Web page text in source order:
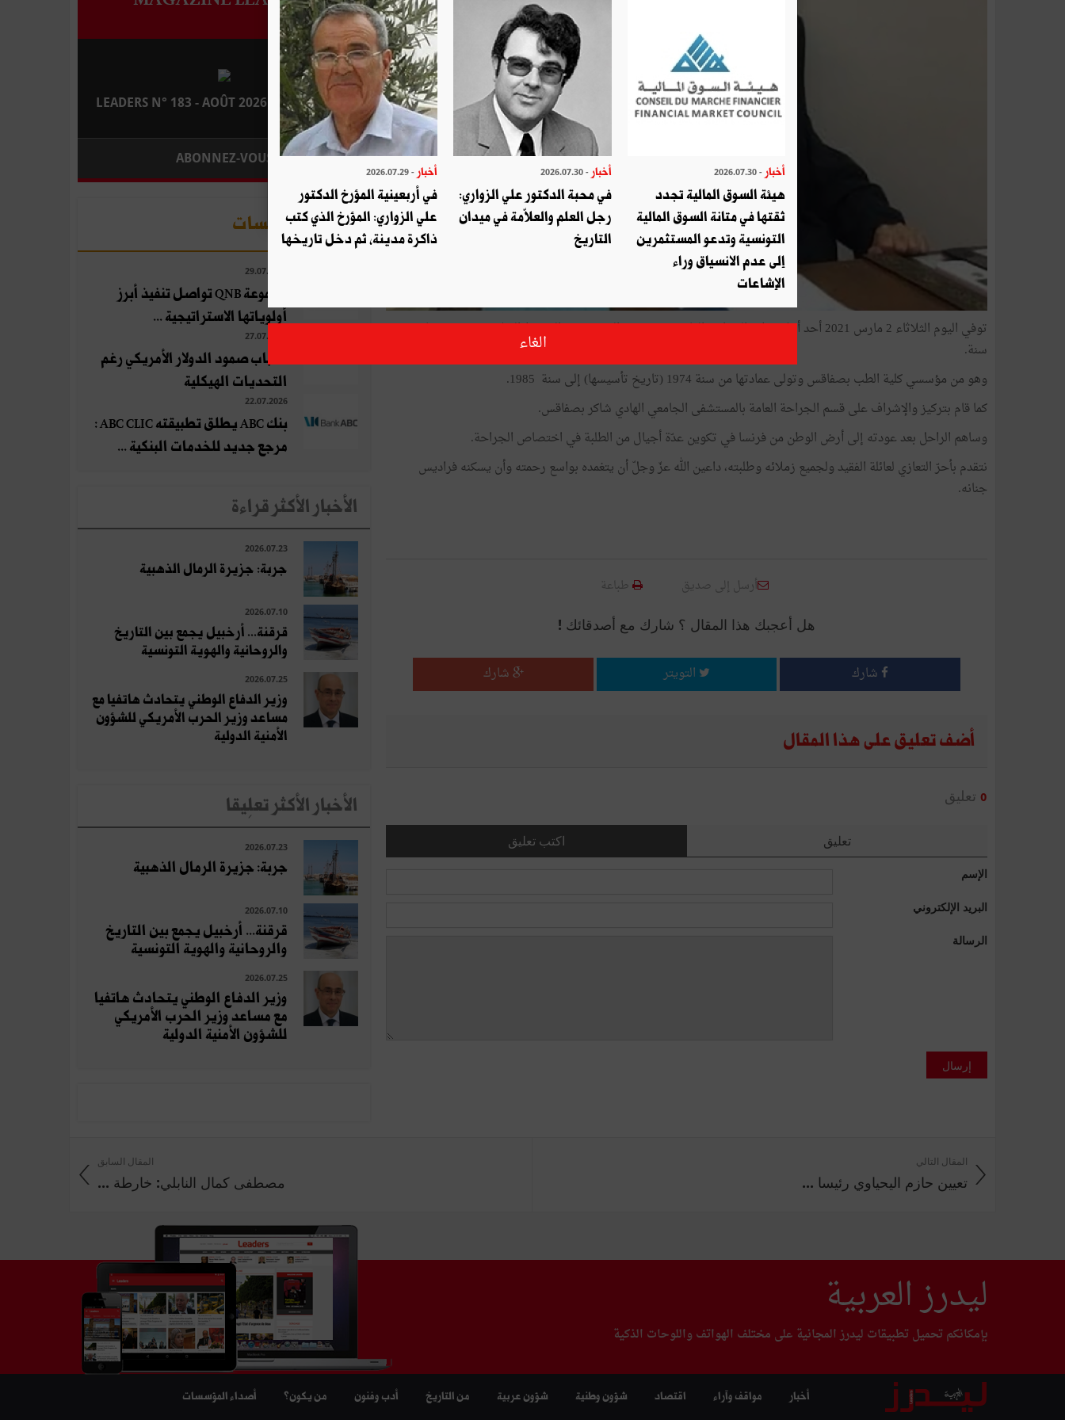
توفي اليوم الثلاثاء 2 مارس 2021 أحد أعلام طب الجراحة العامة في تونس، الدكتور عبد الحفيظ السلامي عن عمر يناهز 85
سنة.
وهو من مؤسسي كلية الطب بصفاقس وتولى عمادتها من سنة 1974 (تاريخ تأسيسها) إلى سنة 1985.
كما قام بتركيز والإشراف على قسم الجراحة العامة بالمستشفى الجامعي الهادي شاكر بصفاقس.
وساهم الراحل بعد عودته إلى أرض الوطن من فرنسا في تكوين عدّة أجيال من الطلبة في اختصاص الجراحة.
نتقدم بأحرّ التعازي لعائلة الفقيد ولجميع زملائه وطلبته، داعين الله عزّ وجلّ أن يتغمده بواسع رحمته وأن يسكنه فراديس
جنانه.
أرسل إلى صديق طباعة
هل أعجبك هذا المقال ؟ شارك مع أصدقائك !
شارك التويتر شارك
أضف تعليق على هذا المقال
0 تعليق
اكتب تعليق تعليق
الإسم
البريد الإلكتروني
الرسالة
إرسال
LEADERS N° 183 - AOÛT 2026 : EN KIOSQUE
ABONNEZ-VOUS
أصداء المؤسسات
29.07.2026
مجموعة QNB تواصل تنفيذ أبرز
أولوياتها الاستراتيجية ...
27.07.2026
أسباب صمود الدولار الأمريكي رغم
التحديات الهيكلية
22.07.2026
بنك ABC يطلق تطبيقته ABC CLIC :
مرجع جديد للخدمات البنكية ...
الأخبار الأكثر قراءة
2026.07.23
جربة: جزيرة الرمال الذهبية
2026.07.10
قرقنة... أرخبيل يجمع بين التاريخ
والروحانية والهوية التونسية
2026.07.25
وزير الدفاع الوطني يتحادث هاتفيا مع
مساعد وزير الحرب الأمريكي للشؤون
الأمنية الدولية
الأخبار الأكثر تعلِيقا
2026.07.23
جربة: جزيرة الرمال الذهبية
2026.07.10
قرقنة... أرخبيل يجمع بين التاريخ
والروحانية والهوية التونسية
2026.07.25
وزير الدفاع الوطني يتحادث هاتفيا
مع مساعد وزير الحرب الأمريكي
للشؤون الأمنية الدولية
المقال السابق
مصطفى كمال النابلي: خارطة ...
المقال التالي
تعيين حازم اليحياوي رئيسا ...
ليدرز العربية
بإمكانكم تحميل تطبيقات ليدرز المجانية على مختلف الهواتف واللوحات الذكية
أخبار مواقف وآراء اقتصاد شؤون وطنية شؤون عربية من التاريخ أدب وفنون من يكون؟ أصداء المؤسسات
أخبار - 2026.07.30
هيئة السوق المالية تجدد
ثقتها في متانة السوق المالية
التونسية وتدعو المستثمرين
إلى عدم الانسياق وراء
الإشاعات
أخبار - 2026.07.30
في محبة الدكتور علي الزواري:
رجل العلم والعلاّمة في ميدان
التاريخ
أخبار - 2026.07.29
في أربعينية المؤرخ الدكتور
علي الزواري: المؤرخ الذي كتب
ذاكرة مدينة، ثم دخل تاريخها
الغاء